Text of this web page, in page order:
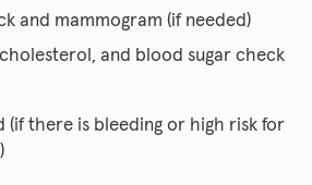
and mammogram (if needed)
and blood sugar check
(if there is bleeding or high risk for